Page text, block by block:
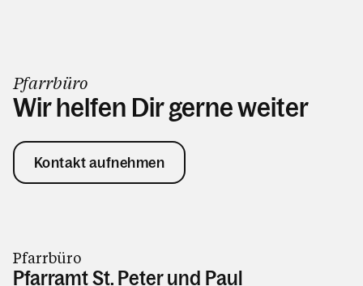
Pfarrbüro
Wir helfen Dir gerne weiter
Kontakt aufnehmen
Pfarrbüro
Pfarramt St. Peter und Paul